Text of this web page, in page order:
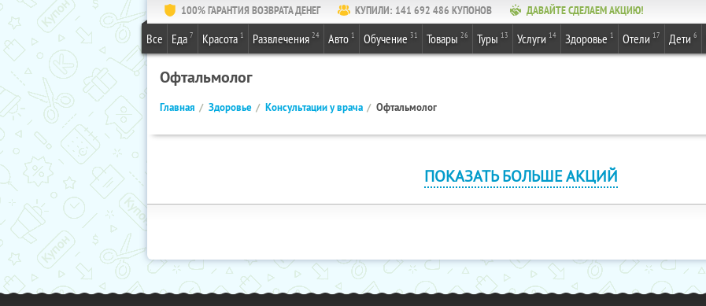
100% ГАРАНТИЯ ВОЗВРАТА ДЕНЕГ КУПИЛИ: 141 692 486 КУПОНОВ ДАВАЙТЕ СДЕЛАЕМ АКЦИЮ!
Все Еда 7 Красота 1 Развлечения 24 Авто 1 Обучение 31 Товары 26 Туры 13 Услуги 14 Здоровье 1 Отели 17 Дети 6
Офтальмолог
Главная Здоровье Консультации у врача Офтальмолог
ПОКАЗАТЬ БОЛЬШЕ АКЦИЙ